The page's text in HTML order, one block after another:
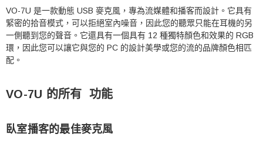
VO-7U 是一款動態 USB 麥克風，專為流媒體和播客而設計。 它具有
緊密的拾音模式，可以拒絕室內噪音，因此您的聽眾只能在耳機的另
一側聽到您的聲音。 它還具有一個具有 12 種獨特顏色和效果的 RGB
環，因此您可以讓它與您的 PC 的設計美學或您的流的品牌顏色相匹
配。
VO-7U 的所有 功能
臥室播客的最佳麥克風